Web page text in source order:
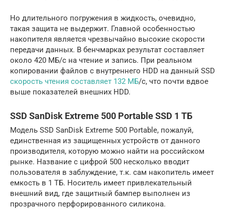
Но длительного погружения в жидкость, очевидно,
такая защита не выдержит. Главной особенностью
накопителя является чрезвычайно высокие скорости
передачи данных. В бенчмарках результат составляет
около 420 МБ/с на чтение и запись. При реальном
копировании файлов с внутреннего HDD на данный SSD
скорость чтения составляет 132 МБ/с, что почти вдвое
выше показателей внешних HDD.
SSD SanDisk Extreme 500 Portable SSD 1 ТБ
Модель SSD SanDisk Extreme 500 Portable, пожалуй,
единственная из защищенных устройств от данного
производителя, которую можно найти на российском
рынке. Название с цифрой 500 несколько вводит
пользователя в заблуждение, т.к. сам накопитель имеет
емкость в 1 ТБ. Носитель имеет привлекательный
внешний вид, где защитный бампер выполнен из
прозрачного перфорированного силикона.